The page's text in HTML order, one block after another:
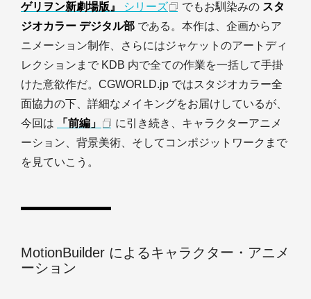
ゲリヲン新劇場版』
シリーズ でもお馴染みの スタ
ジオカラー デジタル部 である。本作は、企画からア
ニメーション制作、さらにはジャケットのアートディ
レクションまで KDB 内で全ての作業を一括して手掛
けた意欲作だ。CGWORLD.jp ではスタジオカラー全
面協力の下、詳細なメイキングをお届けしているが、
今回は
「前編」
に引き続き、キャラクターアニメ
ーション、背景美術、そしてコンポジットワークまで
を見ていこう。
MotionBuilder によるキャラクター・アニメ
ーション